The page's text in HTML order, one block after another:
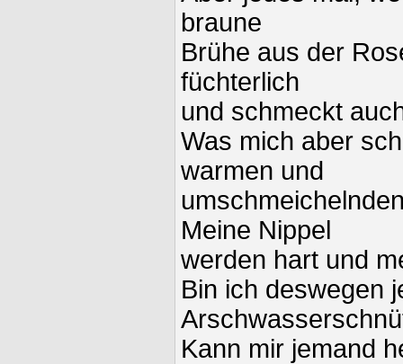
braune
Brühe aus der
füchterlich
und schmeckt
Was mich aber
warmen und
Meine Nippel
werden hart und
Bin ich deswegen
Kann mir jemand